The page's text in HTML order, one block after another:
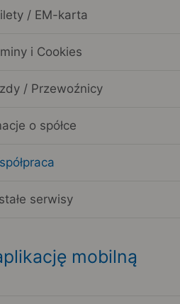
/ EM-karta
i Cookies
/ Przewoźnicy
o spółce
serwisy
mobilną